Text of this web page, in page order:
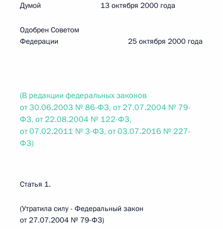
Думой 13 октября 2000 года
Одобрен Советом
Федерации 25 октября 2000 года
(В редакции федеральных законов
от 30.06.2003 № 86-ФЗ, от 27.07.2004 № 79-
ФЗ, от 22.08.2004 № 122-ФЗ,
от 07.02.2011 № 3-ФЗ, от 03.07.2016 № 227-
ФЗ)
Статья 1.
(Утратила силу - Федеральный закон
от 27.07.2004 № 79-ФЗ)